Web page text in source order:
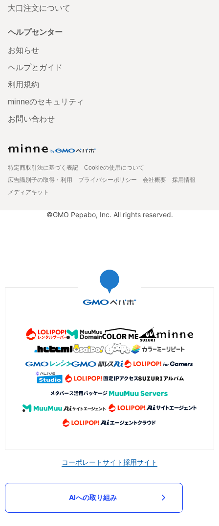
大口注文について
ヘルプセンター
お知らせ
ヘルプとガイド
利用規約
minneのセキュリティ
お問い合わせ
特定商取引法に基づく表記
Cookieの使用について
広告識別子の取得・利用
プライバシーポリシー 会社概要
採用情報
メディアキット
©GMO Pepabo, Inc. All rights reserved.
コーポレートサイト採用サイト
AIへの取り組み